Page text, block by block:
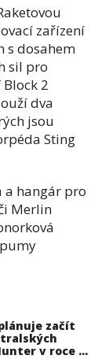
zařízení
s dosahem
sil pro
2
dva
jsou
Sting
a hangár pro
Merlin
začít
v roce ...